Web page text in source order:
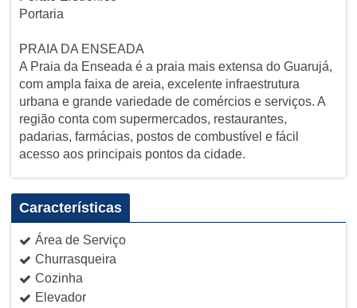
Portaria
PRAIA DA ENSEADA
A Praia da Enseada é a praia mais extensa do Guarujá,
com ampla faixa de areia, excelente infraestrutura
urbana e grande variedade de comércios e serviços. A
região conta com supermercados, restaurantes,
padarias, farmácias, postos de combustível e fácil
acesso aos principais pontos da cidade.
Características
Área de Serviço
Churrasqueira
Cozinha
Elevador